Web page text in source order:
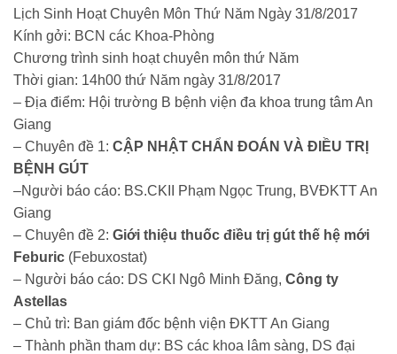
Lịch Sinh Hoạt Chuyên Môn Thứ Năm Ngày 31/8/2017
Kính gởi: BCN các Khoa-Phòng
Chương trình sinh hoạt chuyên môn thứ Năm
Thời gian: 14h00 thứ Năm ngày 31/8/2017
– Địa điểm: Hội trường B bệnh viện đa khoa trung tâm An
Giang
– Chuyên đề 1: CẬP NHẬT CHẨN ĐOÁN VÀ ĐIỀU TRỊ
BỆNH GÚT
–Người báo cáo: BS.CKII Phạm Ngọc Trung, BVĐKTT An
Giang
– Chuyên đề 2: Giới thiệu thuốc điều trị gút thế hệ mới
Feburic (Febuxostat)
– Người báo cáo: DS CKI Ngô Minh Đăng, Công ty
Astellas
– Chủ trì: Ban giám đốc bệnh viện ĐKTT An Giang
– Thành phần tham dự: BS các khoa lâm sàng, DS đại